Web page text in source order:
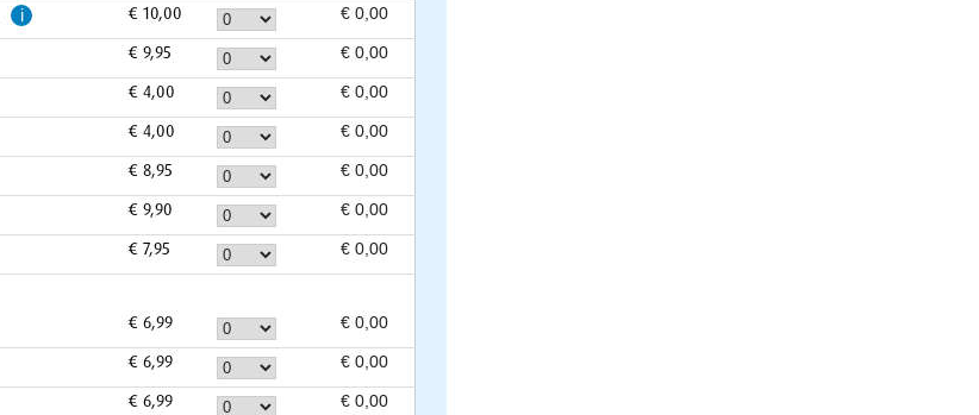
i
€ 10,00
€ 9,95
€ 4,00
€ 4,00
€ 8,95
€ 9,90
€ 7,95
€ 6,99
€ 6,99
€ 6,99